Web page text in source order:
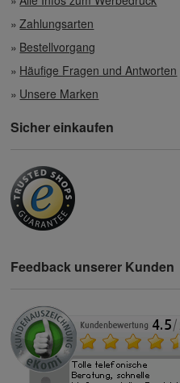
Zahlungsarten
Bestellvorgang
Häufige Fragen und Antworten
Unsere Marken
Sicher einkaufen
Feedback unserer Kunden